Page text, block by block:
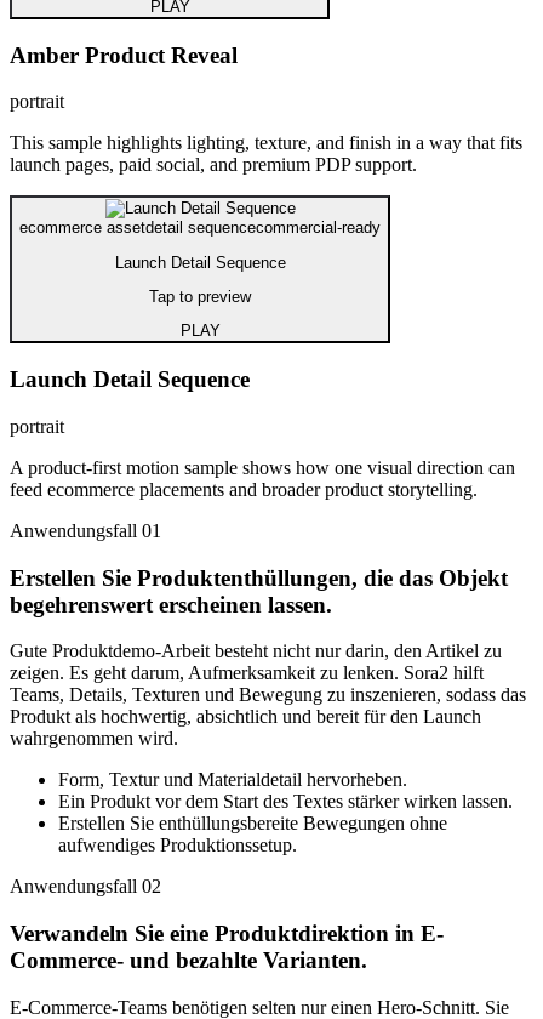
PLAY
Amber Product Reveal
portrait
This sample highlights lighting, texture, and finish in a way that fits
launch pages, paid social, and premium PDP support.
ecommerce assetdetail sequencecommercial-ready
Launch Detail Sequence
Tap to preview
PLAY
Launch Detail Sequence
portrait
A product-first motion sample shows how one visual direction can
feed ecommerce placements and broader product storytelling.
Anwendungsfall 01
Erstellen Sie Produktenthüllungen, die das Objekt
begehrenswert erscheinen lassen.
Gute Produktdemo-Arbeit besteht nicht nur darin, den Artikel zu
zeigen. Es geht darum, Aufmerksamkeit zu lenken. Sora2 hilft
Teams, Details, Texturen und Bewegung zu inszenieren, sodass das
Produkt als hochwertig, absichtlich und bereit für den Launch
wahrgenommen wird.
Form, Textur und Materialdetail hervorheben.
Ein Produkt vor dem Start des Textes stärker wirken lassen.
Erstellen Sie enthüllungsbereite Bewegungen ohne
aufwendiges Produktionssetup.
Anwendungsfall 02
Verwandeln Sie eine Produktdirektion in E-
Commerce- und bezahlte Varianten.
E-Commerce-Teams benötigen selten nur einen Hero-Schnitt. Sie